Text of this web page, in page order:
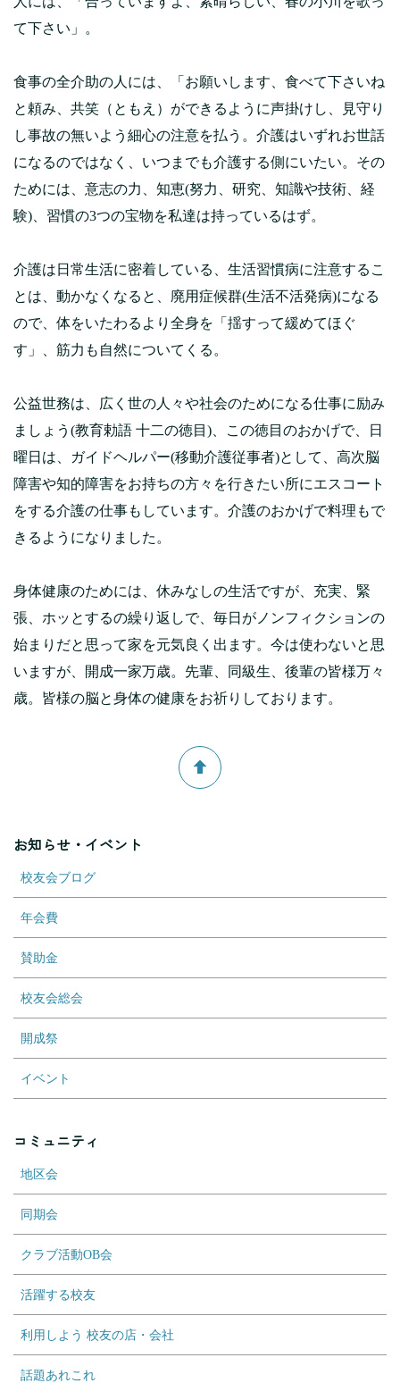
て下さい」。
食事の全介助の人には、「お願いします、食べて下さいね
と頼み、共笑（ともえ）ができるように声掛けし、見守り
し事故の無いよう細心の注意を払う。介護はいずれお世話
になるのではなく、いつまでも介護する側にいたい。その
ためには、意志の力、知恵(努力、研究、知識や技術、経
験)、習慣の3つの宝物を私達は持っているはず。
介護は日常生活に密着している、生活習慣病に注意するこ
とは、動かなくなると、廃用症候群(生活不活発病)になる
ので、体をいたわるより全身を「揺すって緩めてほぐ
す」、筋力も自然についてくる。
公益世務は、広く世の人々や社会のためになる仕事に励み
ましょう(教育勅語 十二の徳目)、この徳目のおかげで、日
曜日は、ガイドヘルパー(移動介護従事者)として、高次脳
障害や知的障害をお持ちの方々を行きたい所にエスコート
をする介護の仕事もしています。介護のおかげで料理もで
きるようになりました。
身体健康のためには、休みなしの生活ですが、充実、緊
張、ホッとするの繰り返しで、毎日がノンフィクションの
始まりだと思って家を元気良く出ます。今は使わないと思
いますが、開成一家万歳。先輩、同級生、後輩の皆様万々
歳。皆様の脳と身体の健康をお祈りしております。
お知らせ・イベント
校友会ブログ
年会費
賛助金
校友会総会
開成祭
イベント
コミュニティ
地区会
同期会
クラブ活動OB会
活躍する校友
利用しよう 校友の店・会社
話題あれこれ